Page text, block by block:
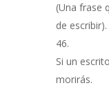
(Una frase
de escribir).
Si un
morirás.